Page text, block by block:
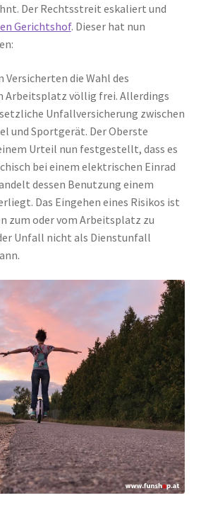
Der Rechtsstreit eskaliert und
Gerichtshof. Dieser hat nun
die Wahl des
Arbeitsplatz völlig frei. Allerdings
Unfallversicherung zwischen
und Sportgerät. Der Oberste
Urteil nun festgestellt, dass es
bei einem elektrischen Einrad
dessen Benutzung einem
Das Eingehen eines Risikos ist
zum oder vom Arbeitsplatz zu
Unfall nicht als Dienstunfall